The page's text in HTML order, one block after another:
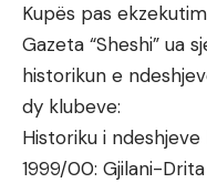
Kupës pas
Gazeta “Sheshi” ua
historikun e
dy klubeve:
Historiku i
1999/00: Gjilani-